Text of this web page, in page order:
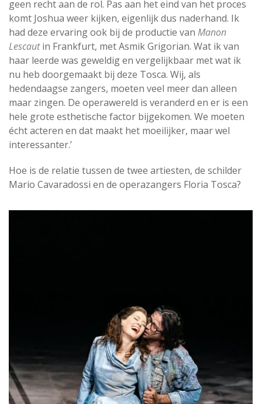
geen recht aan de rol. Pas aan het eind van het proces
komt Joshua weer kijken, eigenlijk dus naderhand. Ik
had deze ervaring ook bij de productie van Manon
Lescautin Frankfurt, met Asmik Grigorian. Wat ik van
haar leerde was geweldig en vergelijkbaar met wat ik
nu heb doorgemaakt bij deze Tosca. Wij, als
hedendaagse zangers, moeten veel meer dan alleen
maar zingen. De operawereld is veranderd en er is een
hele grote esthetische factor bijgekomen. We moeten
écht acteren en dat maakt het moeilijker, maar wel
interessanter.’
Hoe is de relatie tussen de twee artiesten, de schilder
Mario Cavaradossi en de operazangers Floria Tosca?